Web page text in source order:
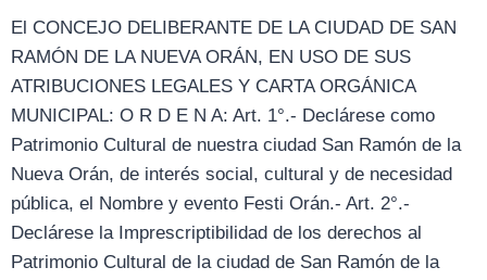
El CONCEJO DELIBERANTE DE LA CIUDAD DE SAN
RAMÓN DE LA NUEVA ORÁN, EN USO DE SUS
ATRIBUCIONES LEGALES Y CARTA ORGÁNICA
MUNICIPAL: O R D E N A: Art. 1°.- Declárese como
Patrimonio Cultural de nuestra ciudad San Ramón de la
Nueva Orán, de interés social, cultural y de necesidad
pública, el Nombre y evento Festi Orán.- Art. 2°.-
Declárese la Imprescriptibilidad de los derechos al
Patrimonio Cultural de la ciudad de San Ramón de la